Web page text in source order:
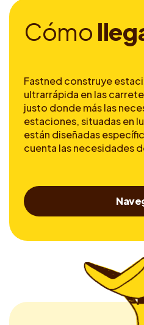
Cómo lleg
Fastned construye
ultrarrápida en las
justo donde más las
estaciones, situadas en
están diseñadas
cuenta las necesidades